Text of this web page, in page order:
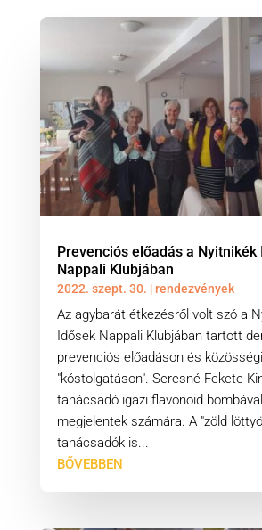
Prevenciós előadás a Nyitnikék
Nappali Klubjában
2022. szept. 30. |rendezvények
Az agybarát étkezésről volt szó a
Idősek Nappali Klubjában tartott
prevenciós előadáson és közösségi
"kóstolgatáson". Seresné Fekete
tanácsadó igazi flavonoid
megjelentek számára. A "zöld
tanácsadók is...
BŐVEBBEN